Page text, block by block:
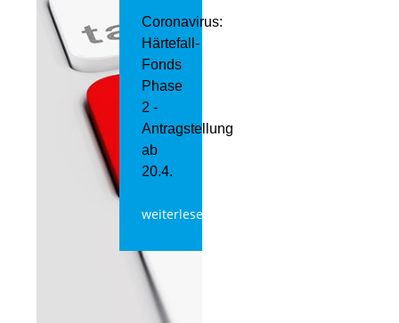
Coronavirus:
Härtefall-
Fonds
Phase
2 -
Antragstellung
ab
20.4.
weiterlesen